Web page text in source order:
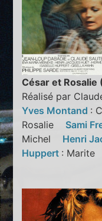
César et Rosalie
Réalisé par
Yves Montand :
Rosalie Sami
Michel Henri
Huppert : Marite